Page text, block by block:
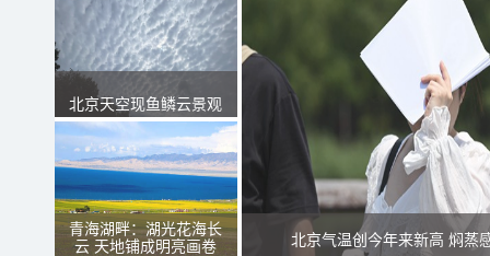
北京天空现鱼鳞云景观
青海湖畔：湖光花海长
云 天地铺成明亮画卷
北京气温创今年来新高 焖蒸